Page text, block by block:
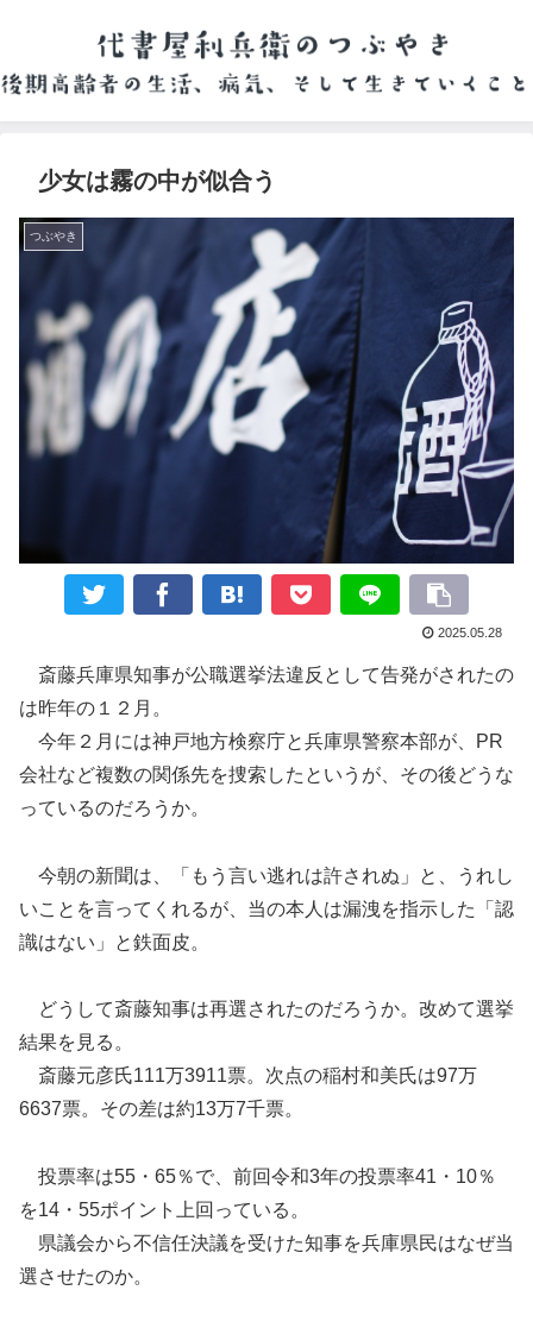
少女は霧の中が似合う
つぶやき
2025.05.28
斎藤兵庫県知事が公職選挙法違反として告発がされたの
は昨年の１２月。
今年２月には神戸地方検察庁と兵庫県警察本部が、PR
会社など複数の関係先を捜索したというが、その後どうな
っているのだろうか。
今朝の新聞は、「もう言い逃れは許されぬ」と、うれし
いことを言ってくれるが、当の本人は漏洩を指示した「認
識はない」と鉄面皮。
どうして斎藤知事は再選されたのだろうか。改めて選挙
結果を見る。
斎藤元彦氏111万3911票。次点の稲村和美氏は97万
6637票。その差は約13万7千票。
投票率は55・65％で、前回令和3年の投票率41・10％
を14・55ポイント上回っている。
県議会から不信任決議を受けた知事を兵庫県民はなぜ当
選させたのか。